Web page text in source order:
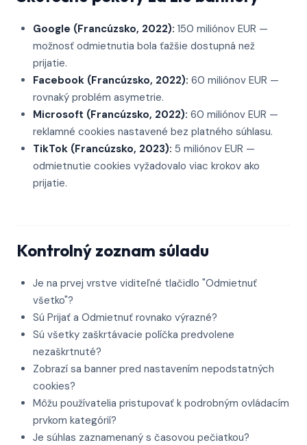
Google (Francúzsko, 2022): 150 miliónov EUR —
možnosť odmietnutia bola ťažšie dostupná než
prijatie.
Facebook (Francúzsko, 2022): 60 miliónov EUR —
rovnaký problém asymetrie.
Microsoft (Francúzsko, 2022): 60 miliónov EUR —
reklamné cookies nastavené bez platného súhlasu.
TikTok (Francúzsko, 2023): 5 miliónov EUR —
odmietnutie cookies vyžadovalo viac krokov ako
prijatie.
Kontrolný zoznam súladu
Je na prvej vrstve viditeľné tlačidlo "Odmietnuť
všetko"?
Sú Prijať a Odmietnuť rovnako výrazné?
Sú všetky zaškrtávacie políčka predvolene
nezaškrtnuté?
Zobrazí sa banner pred nastavením nepodstatných
cookies?
Môžu používatelia pristupovať k podrobným ovládacím
prvkom kategórií?
Je súhlas zaznamenaný s časovou pečiatkou?